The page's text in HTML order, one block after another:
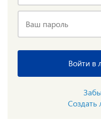
Ваш пароль
Войти в
Создать